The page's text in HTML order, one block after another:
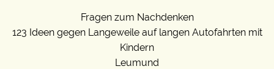
Fragen zum Nachdenken
123 Ideen gegen Langeweile auf langen Autofahrten mit
Kindern
Leumund